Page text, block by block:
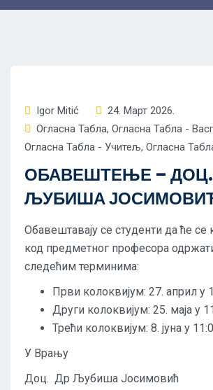
Igor Mitić
24. Март 2026.
Огласна Табла, Огласна Табла -
Огласна Табла - Учитељ, Огласна
ОБАВЕШТЕЊЕ –
ЉУБИША
Обавештавају се студенти да ће се
код предметног професора
следећим терминима:
Први колоквијум: 27. април у
Други колоквијум: 25. маја у
Трећи колоквијум: 8. јуна у
У Врању
Доц. Др Љубиша Јосимовић